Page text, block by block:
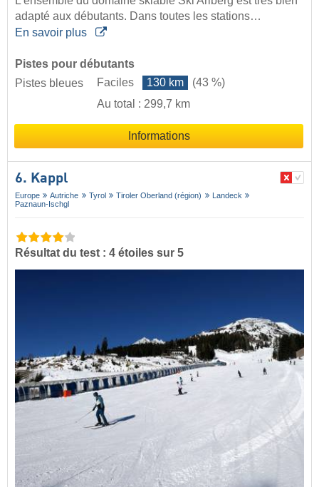
adapté aux débutants. Dans toutes les stations…
En savoir plus
Pistes pour débutants
Pistes bleues
Faciles 130 km
(43 %)
Au total : 299,7 km
Informations
6. Kappl
Europe Autriche Tyrol Tiroler Oberland (région)
Landeck
Paznaun-Ischgl
Résultat du test : 4 étoiles sur 5